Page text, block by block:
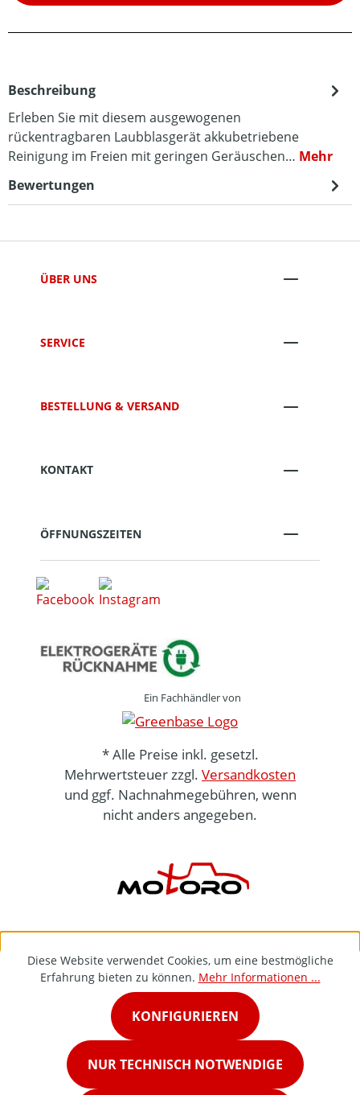
Beschreibung
Erleben Sie mit diesem ausgewogenen
rückentragbaren Laubblasgerät akkubetriebene
Reinigung im Freien mit geringen Geräuschen… Mehr
Bewertungen
ÜBER UNS
SERVICE
BESTELLUNG & VERSAND
KONTAKT
ÖFFNUNGSZEITEN
Ein Fachhändler von
* Alle Preise inkl. gesetzl.
Mehrwertsteuer zzgl. Versandkosten
und ggf. Nachnahmegebühren, wenn
nicht anders angegeben.
Diese Website verwendet Cookies, um eine bestmögliche
Erfahrung bieten zu können. Mehr Informationen ...
NUR TECHNISCH NOTWENDIGE
KONFIGURIEREN